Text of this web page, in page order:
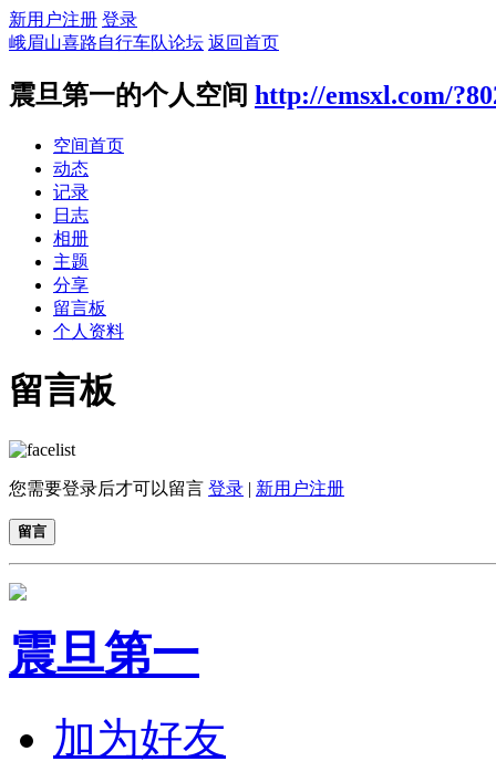
新用户注册 登录
峨眉山喜路自行车队论坛 返回首页
震旦第一的个人空间 http://emsxl.com/
空间首页
动态
记录
日志
相册
主题
分享
留言板
个人资料
留言板
您需要登录后才可以留言 登录 | 新用户注册
留言
震旦第一
加为好友